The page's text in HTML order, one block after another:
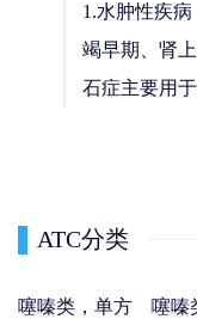
1.水肿性疾
竭早期、肾
石症主要用
ATC分类
噻嗪类，单方 噻嗪